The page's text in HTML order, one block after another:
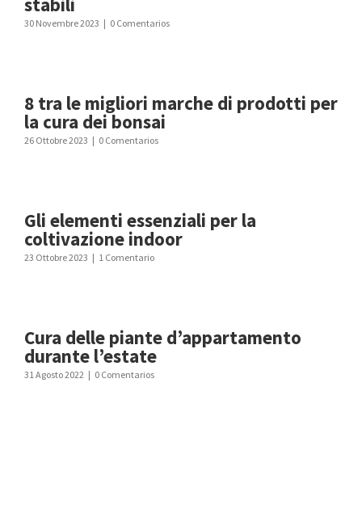
stabili
30 Novembre 2023 | 0 Comentarios
8 tra le migliori marche di prodotti per
la cura dei bonsai
26 Ottobre 2023 | 0 Comentarios
Gli elementi essenziali per la
coltivazione indoor
23 Ottobre 2023 | 1 Comentario
Cura delle piante d’appartamento
durante l’estate
31 Agosto 2022 | 0 Comentarios